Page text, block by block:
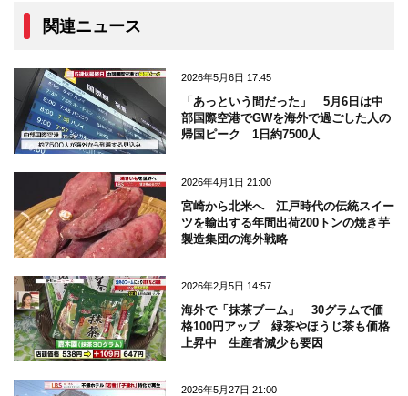
関連ニュース
2026年5月6日 17:45
「あっという間だった」 5月6日は中
部国際空港でGWを海外で過ごした人の
帰国ピーク 1日約7500人
2026年4月1日 21:00
宮崎から北米へ 江戸時代の伝統スイー
ツを輸出する年間出荷200トンの焼き芋
製造集団の海外戦略
2026年2月5日 14:57
海外で「抹茶ブーム」 30グラムで価
格100円アップ 緑茶やほうじ茶も価格
上昇中 生産者減少も要因
2026年5月27日 21:00